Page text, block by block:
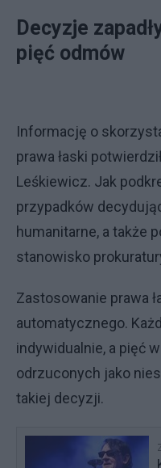
Decyzje
pięć odmów
Informację o
prawa łaski
Leśkiewicz. Jak
przypadków
humanitarne, a także
stanowisko
Zastosowanie prawa
automatycznego.
indywidualnie, a pięć
odrzuconych jako
takiej decyzji.